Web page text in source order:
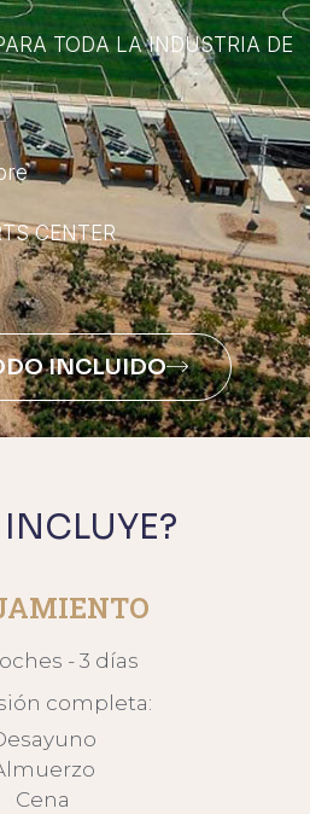
TODA LA INDUSTRIA DE
CENTER
INCLUIDO
- 3 días
completa:
Cena